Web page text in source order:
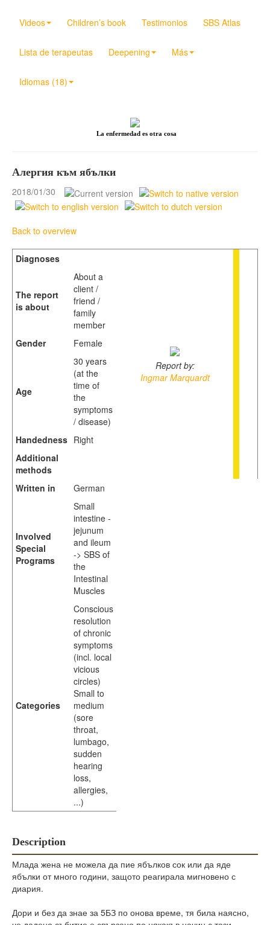
Videos Children’s book Testimonios SBS Atlas
Lista de terapeutas Deepening Más
Idiomas (18)
La enfermedad es otra cosa
Алергия към ябълки
2018/01/30
Back to overview
Diagnoses
Report by:
Ingmar Marquardt
The report
is about
About a
client /
friend /
family
member
Gender
Female
Age
30 years
(at the
time of
the
symptoms
/ disease)
Handedness Right
Additional
methods
Written in
German
Involved
Special
Programs
Small
intestine -
jejunum
and ileum
-> SBS of
the
Intestinal
Muscles
Categories
Conscious
resolution
of chronic
symptoms
(incl. local
vicious
circles)
Small to
medium
(sore
throat,
lumbago,
sudden
hearing
loss,
allergies,
...)
Description
Млада жена не можела да пие ябълков сок или да яде
ябълки от много години, защото реагирала мигновено с
диария.
Дори и без да знае за 5БЗ по онова време, тя била наясно,